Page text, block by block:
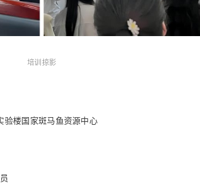
培训掠影
验楼国家斑马鱼资源中心